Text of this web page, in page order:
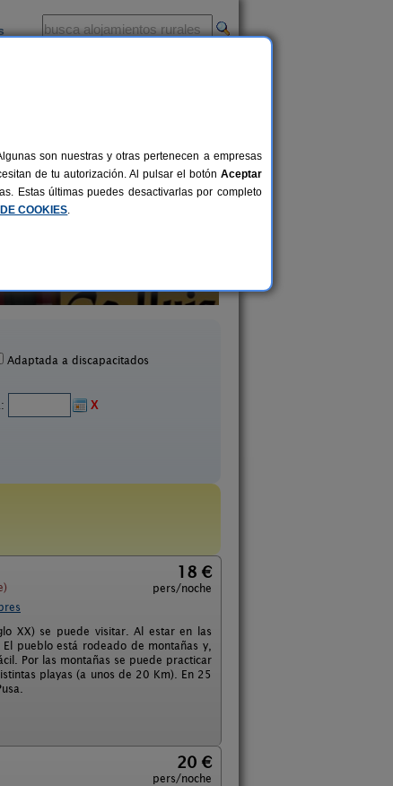
Adaptada a discapacitados
X
18 €
pers/noche
XX) se puede visitar. Al estar en las
pueblo está rodeado de montañas y,
Por las montañas se puede practicar
playas (a unos de 20 Km). En 25
20 €
pers/noche
son nuestras y otras pertenecen a empresas
de tu autorización. Al pulsar el botón Aceptar
Estas últimas puedes desactivarlas por completo
COOKIES.